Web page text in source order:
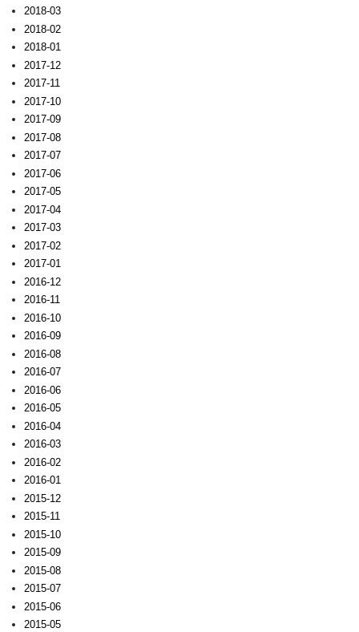
2018-03
2018-02
2018-01
2017-12
2017-11
2017-10
2017-09
2017-08
2017-07
2017-06
2017-05
2017-04
2017-03
2017-02
2017-01
2016-12
2016-11
2016-10
2016-09
2016-08
2016-07
2016-06
2016-05
2016-04
2016-03
2016-02
2016-01
2015-12
2015-11
2015-10
2015-09
2015-08
2015-07
2015-06
2015-05